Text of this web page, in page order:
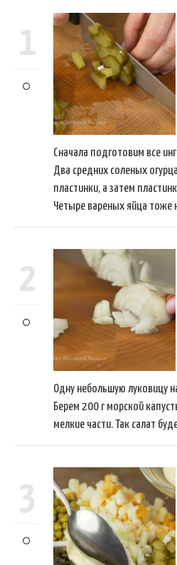
1
Сначала подготовим все
Два средних соленых
пластинки, а затем
Четыре вареных яйца тоже
2
Одну небольшую луковицу
Берем 200 г морской
мелкие части. Так салат
3